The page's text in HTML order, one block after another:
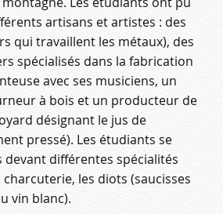
artisans et artistes : des
qui travaillent les métaux), des
spécialisés dans la fabrication
avec ses musiciens, un
à bois et un producteur de
désignant le jus de
pressé). Les étudiants se
différentes spécialités
charcuterie, les diots (saucisses
vin blanc).